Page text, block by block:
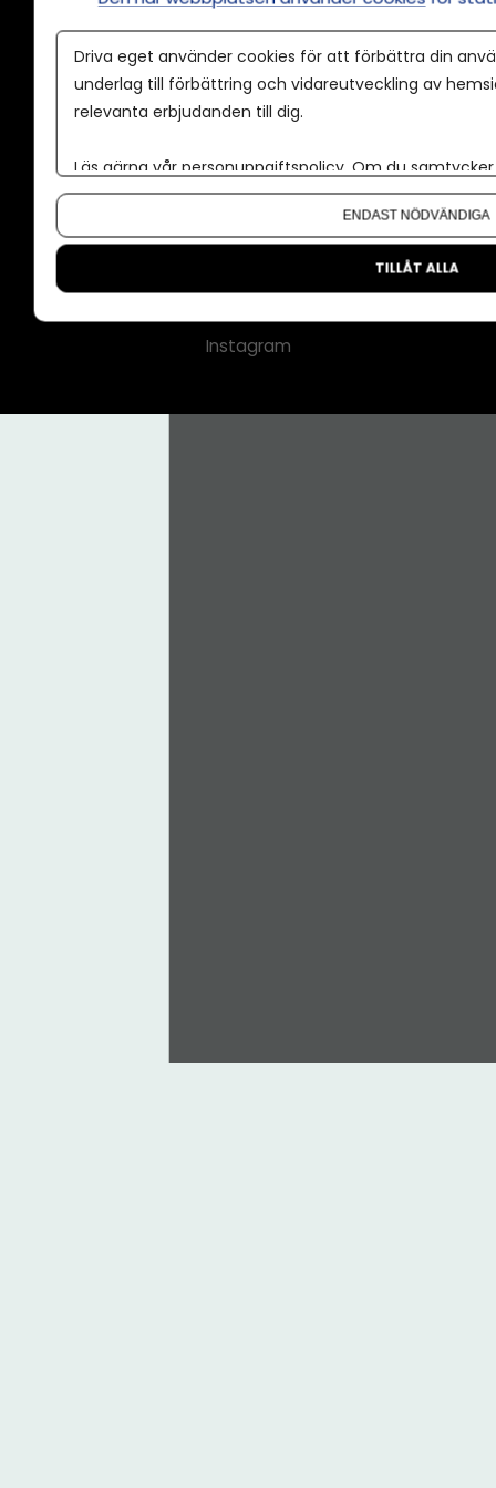
Annonspolicy
Tillgänglighet
Kontakt
Nyhetsbrev
CMS för medier
Instagram
Driva eget använder cookies för att förbättra din
underlag till förbättring och vidareutveckling av
relevanta erbjudanden till dig.
Läs gärna vår personuppgiftspolicy. Om du
Om du vill ändra ditt val i efterhand hittar du den
ENDAST NÖDVÄNDIGA
TILLÅT ALLA